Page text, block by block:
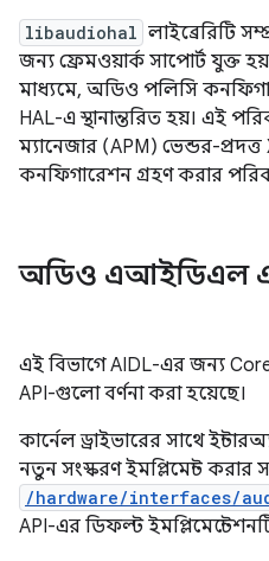
libaudiohal লাইব্রেরিটি
জন্য ফ্রেমওয়ার্ক সাপোর্ট যুক্ত
মাধ্যমে, অডিও পলিসি
HAL-এ স্থানান্তরিত হয়। এই
ম্যানেজার (APM) ভেন্ডর-
কনফিগারেশন গ্রহণ করার
অডিও এআইডিএল
এই বিভাগে AIDL-এর জন্য
API-গুলো বর্ণনা করা হয়েছে।
কার্নেল ড্রাইভারের সাথে
নতুন সংস্করণ ইমপ্লিমেন্ট করার
/hardware/interfaces/
API-এর ডিফল্ট